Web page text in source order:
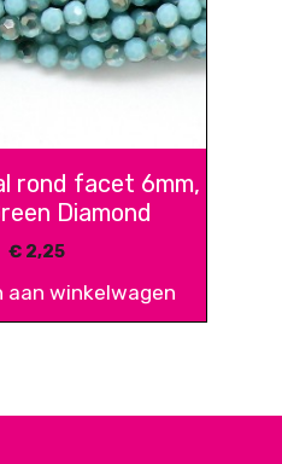
rond facet 6mm,
Diamond
€ 2,25
aan winkelwagen